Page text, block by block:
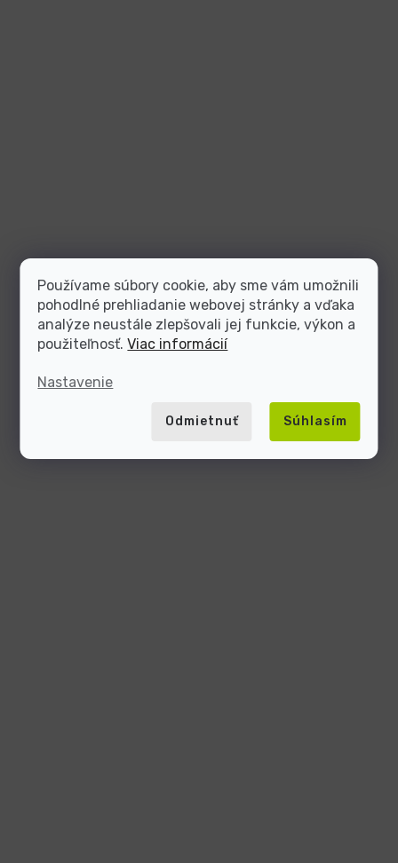
Používame súbory cookie, aby sme vám umožnili
pohodlné prehliadanie webovej stránky a vďaka
analýze neustále zlepšovali jej funkcie, výkon a
použiteľnosť.Viac informácií
Nastavenie
Odmietnuť Súhlasím